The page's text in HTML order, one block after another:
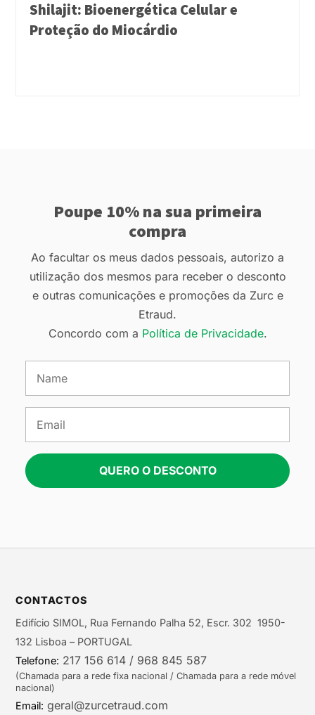
Shilajit: Bioenergética Celular e
Proteção do Miocárdio
Poupe 10% na sua primeira
compra
Ao facultar os meus dados pessoais, autorizo a
utilização dos mesmos para receber o desconto
e outras comunicações e promoções da Zurc e
Etraud.
Concordo com a Política de Privacidade.
QUERO O DESCONTO
CONTACTOS
Edifício SIMOL, Rua Fernando Palha 52, Escr. 302 1950-
132 Lisboa – PORTUGAL
Telefone: 217 156 614 / 968 845 587
(Chamada para a rede fixa nacional / Chamada para a rede móvel
nacional)
Email: geral@zurcetraud.com